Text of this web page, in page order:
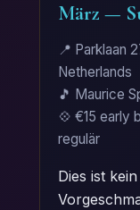
März —
📍 Parklaan
Netherlands
🎵 Maurice
💠 €15 early
regulär
Dies ist